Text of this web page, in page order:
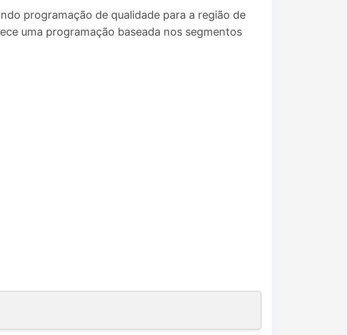
programação de qualidade para a região de
uma programação baseada nos segmentos